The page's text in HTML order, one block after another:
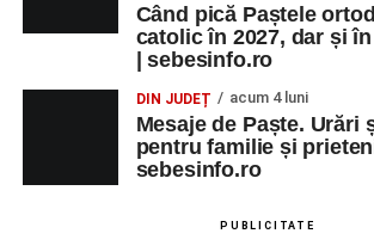
Când pică Paștele
catolic în 2027, dar și
| sebesinfo.ro
DIN JUDEȚ acum 4 luni
Mesaje de Paște. Urări
pentru familie și
sebesinfo.ro
PUBLICITATE